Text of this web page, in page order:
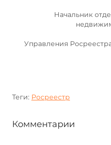
Начальник
Управления
Теги: Росреестр
Комментарии